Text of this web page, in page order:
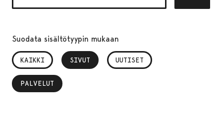
Suodata sisältötyypin mukaan
KAIKKI SIVUT
, VALITTU UUTISET
PALVELUT
, VALITTU